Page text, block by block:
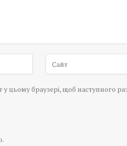
цьому браузері, щоб наступного